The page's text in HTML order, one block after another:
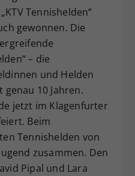
Tennishelden“
gewonnen. Die
– die
und Helden
10 Jahren.
jetzt im Klagenfurter
Beim
Tennishelden von
zusammen. Den
Pipal und Lara
Ihre Consent-
Unter anderem eine
ID, für die
Ihrer
Einstellungen, falls der
dies eingestellt